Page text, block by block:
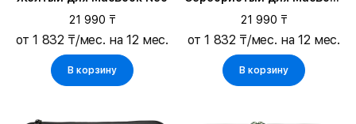
21 990 ₸
от 1 832 ₸/мес. на 12 мес.
В корзину
21 990 ₸
от 1 832 ₸/мес. на 12 мес.
В корзину